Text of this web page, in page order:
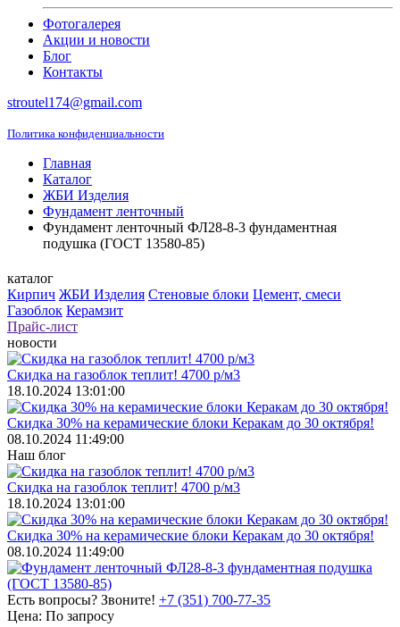
Фотогалерея
Акции и новости
Блог
Контакты
stroutel174@gmail.com
Политика конфиденциальности
Главная
Каталог
ЖБИ Изделия
Фундамент ленточный
Фундамент ленточный ФЛ28-8-3 фундаментная
подушка (ГОСТ 13580-85)
каталог
Кирпич ЖБИ Изделия Стеновые блоки Цемент, смеси
Газоблок Керамзит
Прайс-лист
новости
Скидка на газоблок теплит! 4700 р/м3
18.10.2024 13:01:00
Скидка 30% на керамические блоки Керакам до 30 октября!
08.10.2024 11:49:00
Наш блог
Скидка на газоблок теплит! 4700 р/м3
18.10.2024 13:01:00
Скидка 30% на керамические блоки Керакам до 30 октября!
08.10.2024 11:49:00
Есть вопросы? Звоните! +7 (351) 700-77-35
Цена: По запросу